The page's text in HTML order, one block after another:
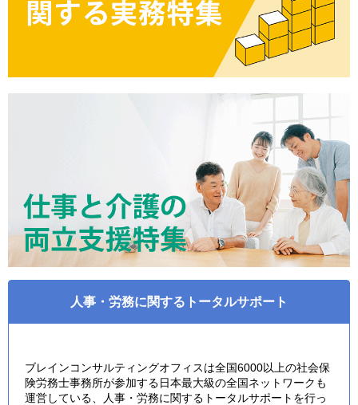
人事・労務に関するトータルサポート
ブレインコンサルティングオフィスは全国6000以上の社会保
険労務士事務所が参加する日本最大級の全国ネットワークも
運営している、人事・労務に関するトータルサポートを行っ